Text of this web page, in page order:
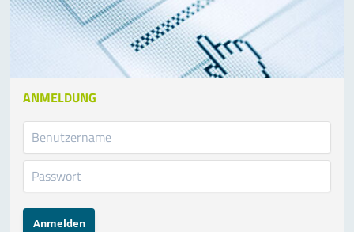
ANMELDUNG
Anmelden